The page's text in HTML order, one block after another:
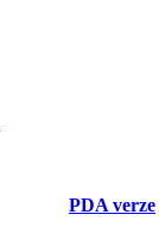
PDA verze